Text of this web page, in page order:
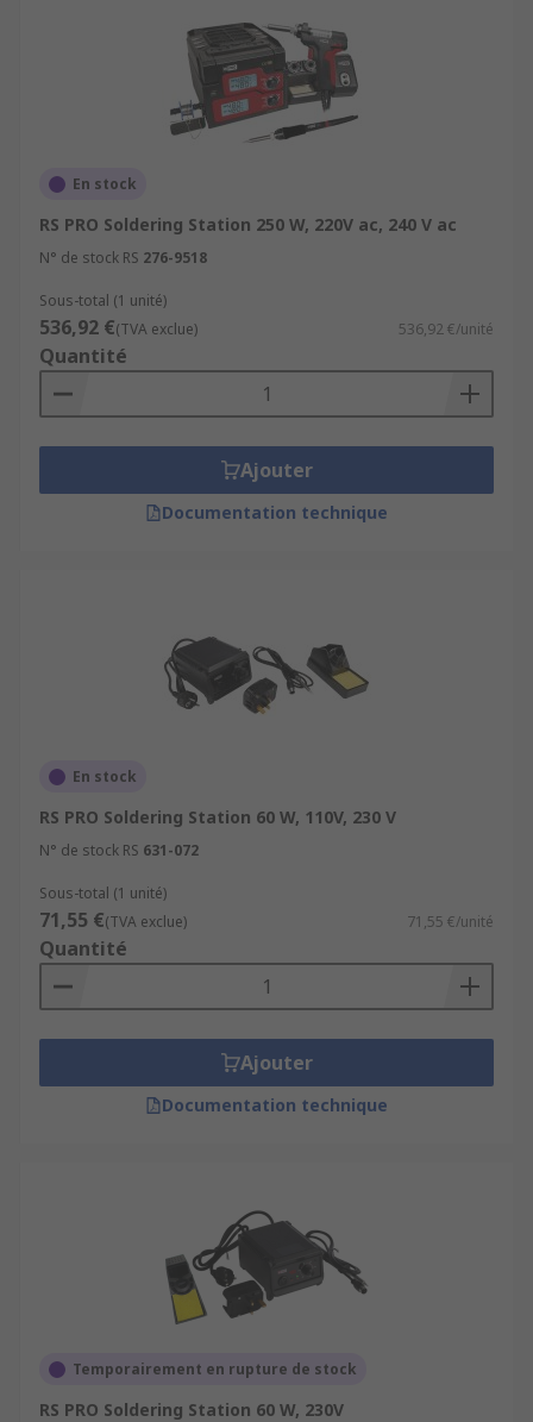
En stock
RS PRO Soldering Station 250 W, 220V ac, 240 V ac
N° de stock RS 276-9518
Sous-total (1 unité)
536,92 €(TVA exclue) 536,92 €/unité
Quantité
Ajouter
Documentation technique
En stock
RS PRO Soldering Station 60 W, 110V, 230 V
N° de stock RS 631-072
Sous-total (1 unité)
71,55 €(TVA exclue) 71,55 €/unité
Quantité
Ajouter
Documentation technique
Temporairement en rupture de stock
RS PRO Soldering Station 60 W, 230V